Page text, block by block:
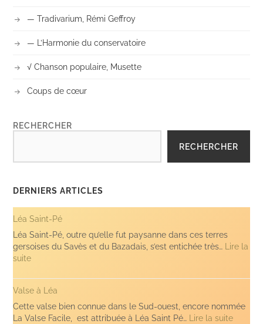
— Tradivarium, Rémi Geffroy
— L’Harmonie du conservatoire
√ Chanson populaire, Musette
Coups de cœur
RECHERCHER
RECHERCHER
DERNIERS ARTICLES
Léa Saint-Pé
Léa Saint-Pé, outre qu’elle fut paysanne dans ces terres
gersoises du Savès et du Bazadais, s’est entichée très… Lire la
suite:
Saint-
Pé
Valse à Léa
Cette valse bien connue dans le Sud-ouest, encore nommée
La Valse Facile, est attribuée à Léa Saint Pé… Lire la suite: